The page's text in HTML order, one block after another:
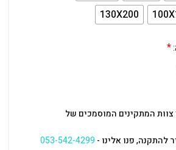
130X200
*
המתקינים המוסמכים של
פנו אלינו -053-542-4299